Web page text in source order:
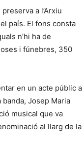
a l’Arxiu
país. El fons consta
n’hi ha de
i fúnebres, 350
en un acte públic a
Josep Maria
musical que va
al llarg de la